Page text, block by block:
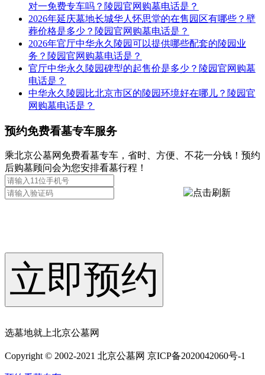
对一免费专车吗？陵园官网购墓电话是？
2026年延庆墓地长城华人怀思堂的在售园区有哪些？壁
葬价格是多少？陵园官网购墓电话是？
2026年官厅中华永久陵园可以提供哪些配套的陵园业
务？陵园官网购墓电话是？
官厅中华永久陵园碑型的起售价是多少？陵园官网购墓
电话是？
中华永久陵园比北京市区的陵园环境好在哪儿？陵园官
网购墓电话是？
预约免费看墓专车服务
乘北京公墓网免费看墓专车，省时、方便、不花一分钱！预约
后购墓顾问会为您安排看墓行程！
立即预约
选墓地就上北京公墓网
Copyright © 2002-2021 北京公墓网 京ICP备2020042060号-1